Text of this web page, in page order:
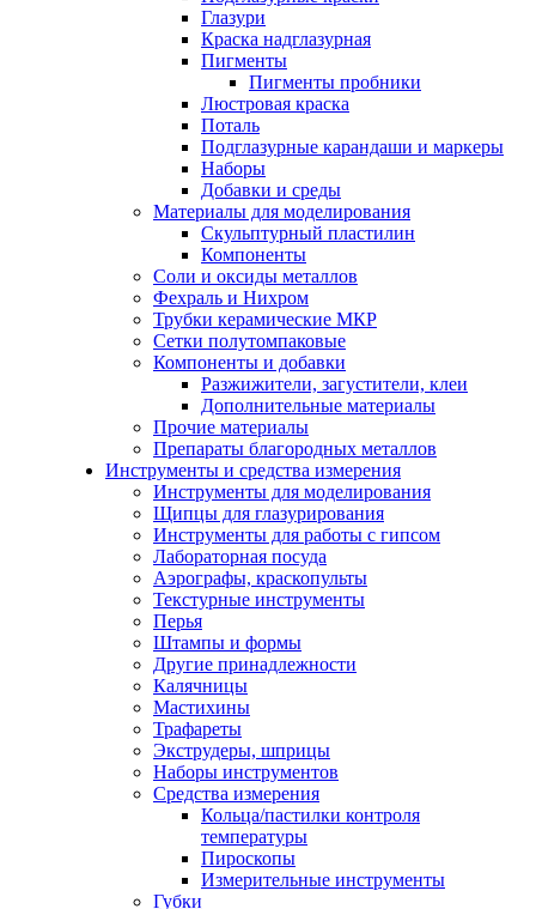
Глазури
Краска надглазурная
Пигменты
Пигменты пробники
Люстровая краска
Поталь
Подглазурные карандаши и маркеры
Наборы
Добавки и среды
Материалы для моделирования
Скульптурный пластилин
Компоненты
Соли и оксиды металлов
Фехраль и Нихром
Трубки керамические МКР
Сетки полутомпаковые
Компоненты и добавки
Разжижители, загустители, клеи
Дополнительные материалы
Прочие материалы
Препараты благородных металлов
Инструменты и средства измерения
Инструменты для моделирования
Щипцы для глазурирования
Инструменты для работы с гипсом
Лабораторная посуда
Аэрографы, краскопульты
Текстурные инструменты
Перья
Штампы и формы
Другие принадлежности
Калячницы
Мастихины
Трафареты
Экструдеры, шприцы
Наборы инструментов
Средства измерения
Кольца/пастилки контроля
температуры
Пироскопы
Измерительные инструменты
Губки